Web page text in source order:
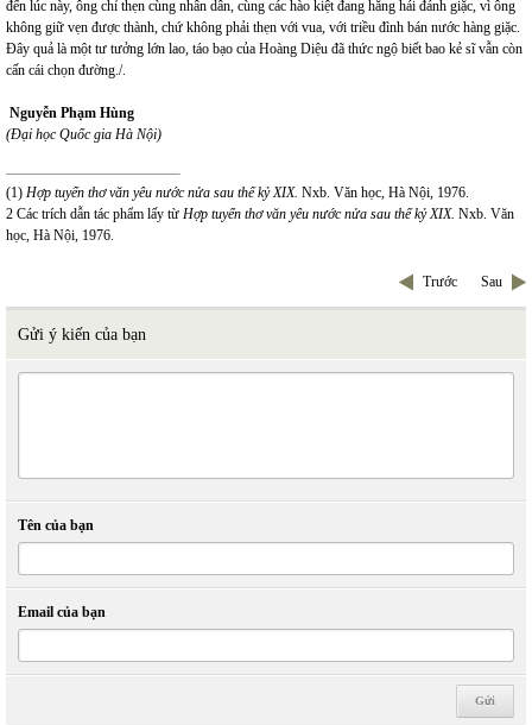
đến lúc này, ông chỉ thẹn cùng nhân dân, cùng các hào kiệt đang hăng hái đánh giặc, vì ông
không giữ vẹn được thành, chứ không phải thẹn với vua, với triều đình bán nước hàng giặc.
Đây quả là một tư tưởng lớn lao, táo bạo của Hoàng Diệu đã thức ngộ biết bao kẻ sĩ vẫn còn
cấn cái chọn đường./.
Nguyễn Phạm Hùng
(Đại học Quốc gia Hà Nội)
(1) Hợp tuyển thơ văn yêu nước nửa sau thế kỷ XIX. Nxb. Văn học, Hà Nội, 1976.
2 Các trích dẫn tác phẩm lấy từ Hợp tuyển thơ văn yêu nước nửa sau thế kỷ XIX. Nxb. Văn
học, Hà Nội, 1976.
Trước Sau
Gửi ý kiến của bạn
Tên của bạn
Email của bạn